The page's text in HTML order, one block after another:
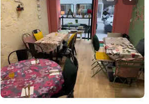
jardin. Au 1er étage: 1 grande chambre
(exposition S.0), 1 salle de bain. Au 2ème
étage: 2 grandes chambres communicantes,
1 kitchenette et 1 salle d’eau. Accès:
Production: maison entière Evènements: RDC
+ salle de bain